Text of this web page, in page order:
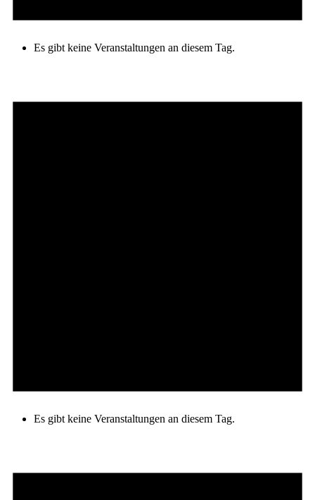
Es gibt keine Veranstaltungen an diesem Tag.
Es gibt keine Veranstaltungen an diesem Tag.